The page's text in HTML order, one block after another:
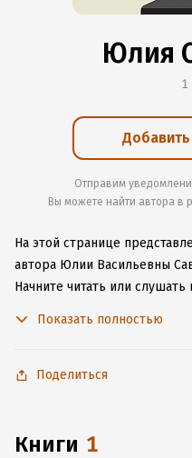
Юлия
1
Отправим
Вы можете найти автора в
На этой странице
автора Юлии Васильевны
Начните читать или
к интернету.
Показать полностью
Поделиться
книги 1